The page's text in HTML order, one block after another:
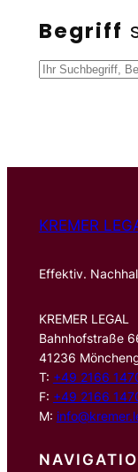
Begriff
S
n
KREMER
Effektiv.
KREMER LEGAL
Bahnhofstraße
41236
T: +49 2166
F: +49 2166
M: